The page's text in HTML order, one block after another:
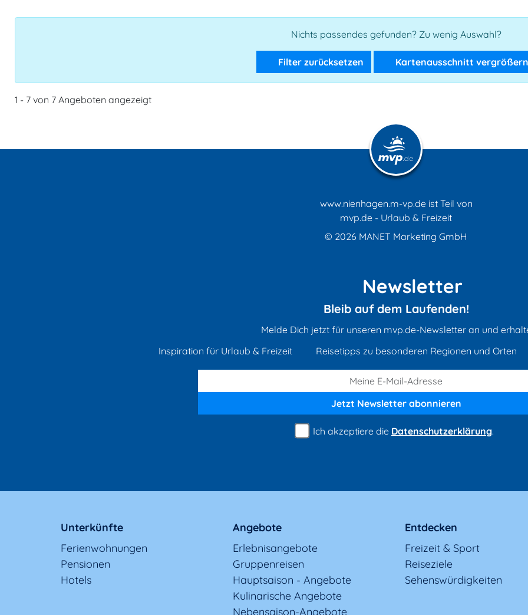
Nichts passendes gefunden? Zu wenig Auswahl?
Filter zurücksetzen Kartenausschnitt vergrößern
1 - 7 von 7 Angeboten angezeigt
www.nienhagen.m-vp.de ist Teil von
mvp.de - Urlaub & Freizeit
© 2026 MANET Marketing GmbH
Newsletter
Bleib auf dem Laufenden!
Melde Dich jetzt für unseren mvp.de-Newsletter an und
Inspiration für Urlaub & Freizeit
Reisetipps zu besonderen Regionen und Orten
Jetzt Newsletterabonnieren
Ich akzeptiere die Datenschutzerklärung.
Unterkünfte
Ferienwohnungen
Pensionen
Hotels
Angebote
Erlebnisangebote
Gruppenreisen
Hauptsaison - Angebote
Kulinarische Angebote
Nebensaison-Angebote
Entdecken
Freizeit & Sport
Reiseziele
Sehenswürdigkeiten